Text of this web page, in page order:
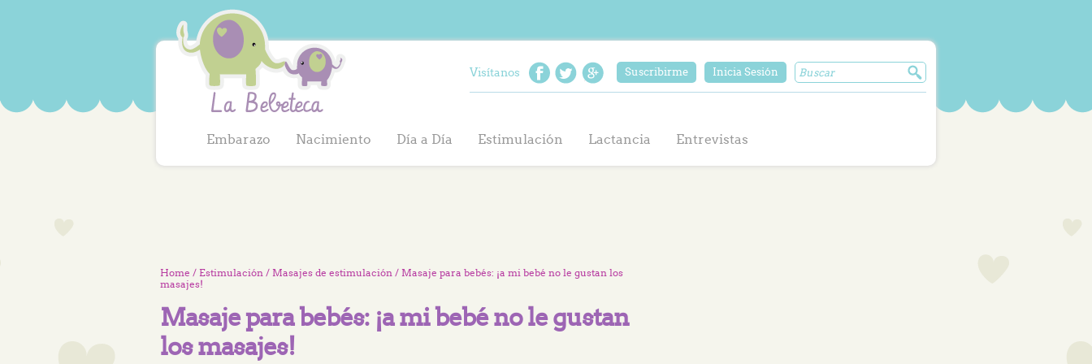
Visítanos Suscribirme Inicia Sesión
Embarazo Nacimiento Día a Día Estimulación Lactancia Entrevistas
Home / Estimulación / Masajes de estimulación / Masaje para bebés: ¡a mi bebé no le gustan los
masajes!
Masaje para bebés: ¡a mi bebé no le gustan
los masajes!